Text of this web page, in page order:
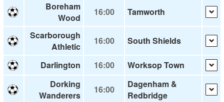
Boreham
Wood
16:00 Tamworth
Scarborough
Athletic
16:00 South Shields
Darlington 16:00
Worksop Town
Dorking
Wanderers
16:00
Dagenham &
Redbridge